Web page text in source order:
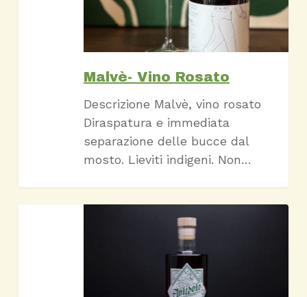
Malvè- Vino Rosato
Descrizione Malvè, vino rosato
Diraspatura e immediata
separazione delle bucce dal
mosto. Lieviti indigeni. Non…